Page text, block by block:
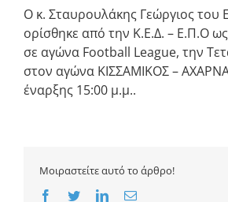
Ο κ. Σταυρουλάκης Γεώργιος του
ορίσθηκε από την Κ.Ε.Δ. – Ε.Π.Ο ως
σε αγώνα Football League, την
στον αγώνα ΚΙΣΣΑΜΙΚΟΣ –
έναρξης 15:00 μ.μ..
Μοιραστείτε αυτό το άρθρο!
Facebook
TwitterLinkedInEmail